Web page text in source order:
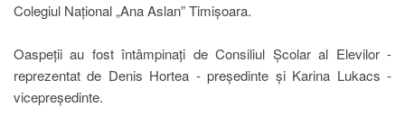
Colegiul Național „Ana Aslan” Timișoara.
Oaspeții au fost întâmpinați de Consiliul Școlar al Elevilor -
reprezentat de Denis Hortea - președinte și Karina Lukacs -
vicepreședinte.